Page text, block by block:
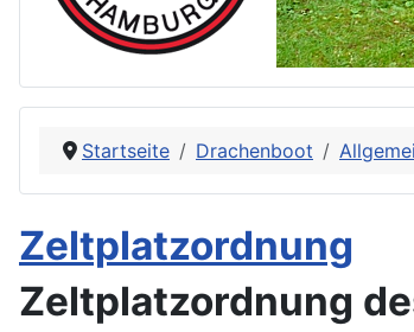
Startseite Drachenboot
Zeltplatzordnung
Zeltplatzordnung